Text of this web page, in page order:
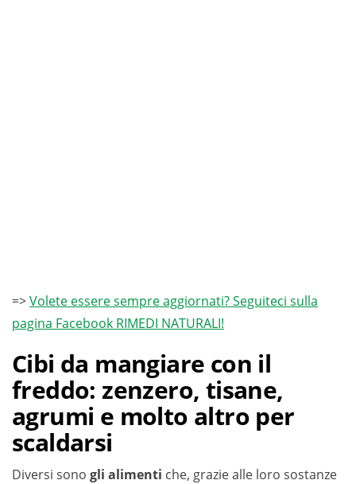
=>Volete essere sempre aggiornati? Seguiteci sulla
pagina Facebook RIMEDI NATURALI!
Cibi da mangiare con il
freddo: zenzero, tisane,
agrumi e molto altro per
scaldarsi
Diversi sono gli alimenti che, grazie alle loro sostanze